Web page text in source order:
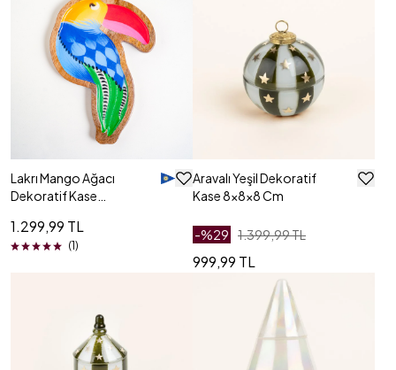
Lakrı Mango Ağacı
Dekoratif Kase
1.299,99 TL
(1)
Aravalı Yeşil Dekoratif
Kase 8x8x8 Cm
-%29 1.399,99 TL
999,99 TL